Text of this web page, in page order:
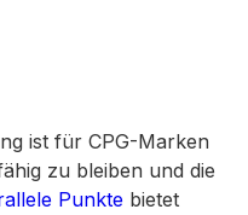
ist für CPG-Marken
zu bleiben und die
Punkte bietet